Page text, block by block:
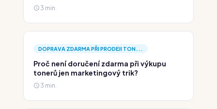
3 min.
DOPRAVA ZDARMA PŘI PRODEJI TON...
Proč není doručení zdarma při výkupu
tonerů jen marketingový trik?
3 min.